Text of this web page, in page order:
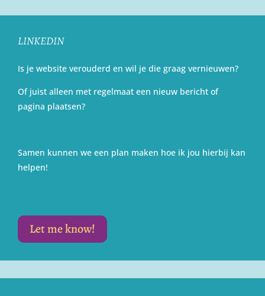
LINKEDIN
Is je website verouderd en wil je die graag vernieuwen?
Of juist alleen met regelmaat een nieuw bericht of
pagina plaatsen?
Samen kunnen we een plan maken hoe ik jou hierbij kan
helpen!
Let me know!